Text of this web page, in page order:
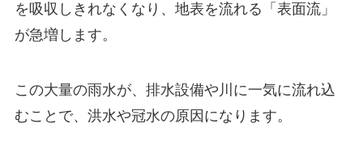
を吸収しきれなくなり、地表を流れる「表面流」
が急増します。
この大量の雨水が、排水設備や川に一気に流れ込
むことで、洪水や冠水の原因になります。